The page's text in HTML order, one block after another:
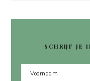
SCHRIJF JE